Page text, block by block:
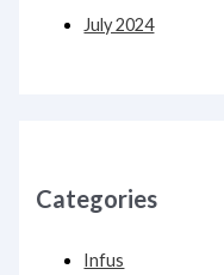
July 2024
Categories
Infus